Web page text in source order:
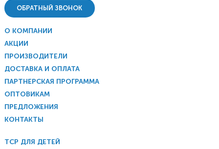
ОБРАТНЫЙ ЗВОНОК
О КОМПАНИИ
АКЦИИ
ПРОИЗВОДИТЕЛИ
ДОСТАВКА И ОПЛАТА
ПАРТНЕРСКАЯ ПРОГРАММА
ОПТОВИКАМ
ПРЕДЛОЖЕНИЯ
КОНТАКТЫ
ТСР ДЛЯ ДЕТЕЙ